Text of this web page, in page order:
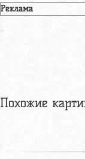
Реклама
Похожие